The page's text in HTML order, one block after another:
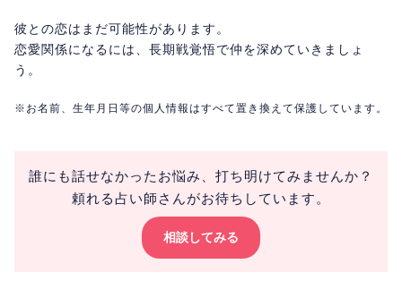
彼との恋はまだ可能性があります。
恋愛関係になるには、長期戦覚悟で仲を深めていきましょ
う。
※お名前、生年月日等の個人情報はすべて置き換えて保護しています。
誰にも話せなかったお悩み、打ち明けてみませんか？
頼れる占い師さんがお待ちしています。
相談してみる